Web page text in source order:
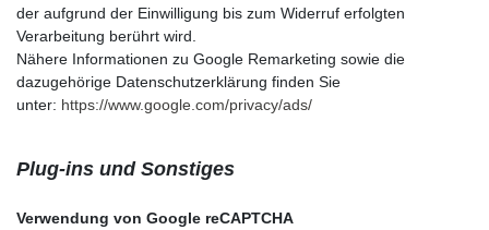
der aufgrund der Einwilligung bis zum Widerruf erfolgten
Verarbeitung berührt wird.
Nähere Informationen zu Google Remarketing sowie die
dazugehörige Datenschutzerklärung finden Sie
unter: https://www.google.com/privacy/ads/
Plug-ins und Sonstiges
Verwendung von Google reCAPTCHA